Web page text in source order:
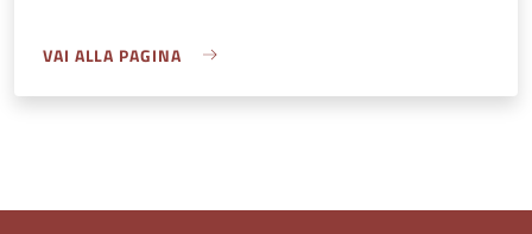
VAI ALLA PAGINA